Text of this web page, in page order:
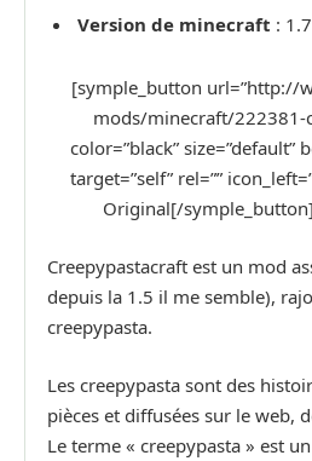
Version de minecraft :
[symple_button url=”http://
mods/minecraft/222381-
color=”black” size=”default”
target=”self” rel=””
Original[/
Creepypastacraft est un mod
depuis la 1.5 il me semble),
creepypasta.
Les creepypasta sont des
pièces et diffusées sur le web,
Le terme « creepypasta » est